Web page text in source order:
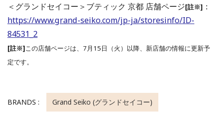
＜グランドセイコー＞ブティック 京都 店舗ページ[註※] ：
https://www.grand-seiko.com/jp-ja/storesinfo/ID-
84531_2
[註※]この店舗ページは、7月15日（火）以降、新店舗の情報に更新予
定です。
BRANDS : Grand Seiko (グランドセイコー)